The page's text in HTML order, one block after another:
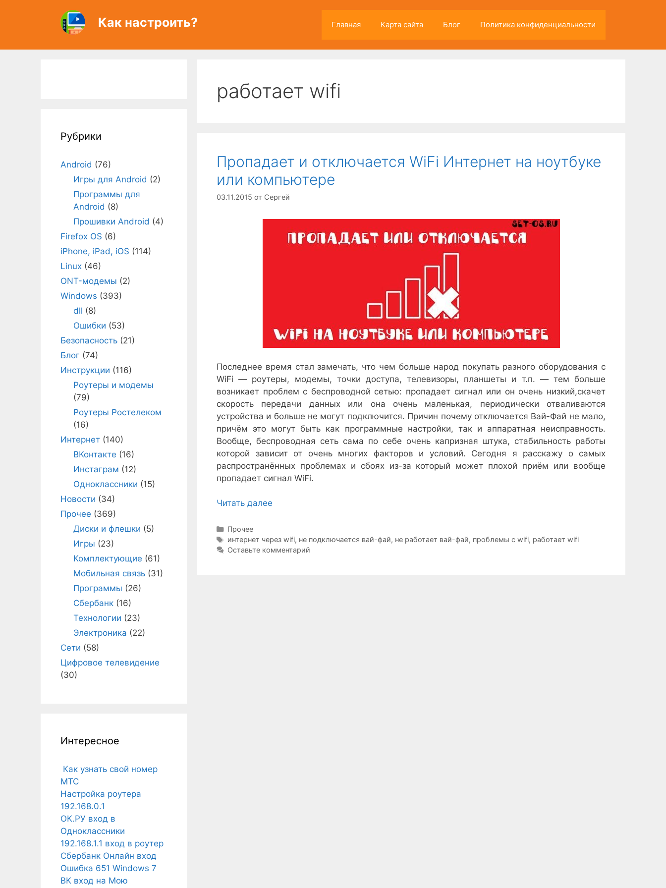
Как настроить? Главная Карта сайта Блог Политика конфиденциальности
работает wifi
Пропадает и отключается WiFi Интернет на ноутбуке
или компьютере
03.11.2015 от Сергей
Последнее время стал замечать, что чем больше народ покупать разного оборудования с
WiFi — роутеры, модемы, точки доступа, телевизоры, планшеты и т.п. — тем больше
возникает проблем с беспроводной сетью: пропадает сигнал или он очень низкий,скачет
скорость передачи данных или она очень маленькая, периодически отваливаются
устройства и больше не могут подключится. Причин почему отключается Вай-Фай не мало,
причём это могут быть как программные настройки, так и аппаратная неисправность.
Вообще, беспроводная сеть сама по себе очень капризная штука, стабильность работы
которой зависит от очень многих факторов и условий. Сегодня я расскажу о самых
распространённых проблемах и сбоях из-за который может плохой приём или вообще
пропадает сигнал WiFi.
Читать далее
Рубрики
Прочее
Метки
интернет через wifi, не подключается вай-фай, не работает вай-фай, проблемы с wifi, работает wifi
Оставьте комментарий
Рубрики
Android (76)
Игры для Android (2)
Программы для
Android (8)
Прошивки Android (4)
Firefox OS (6)
iPhone, iPad, iOS (114)
Linux (46)
ONT-модемы (2)
Windows (393)
dll (8)
Ошибки (53)
Безопасность (21)
Блог (74)
Инструкции (116)
Роутеры и модемы
(79)
Роутеры Ростелеком
(16)
Интернет (140)
ВКонтакте (16)
Инстаграм (12)
Одноклассники (15)
Новости (34)
Прочее (369)
Диски и флешки (5)
Игры (23)
Комплектующие (61)
Мобильная связь(31)
Программы (26)
Сбербанк(16)
Технологии (23)
Электроника (22)
Сети (58)
Цифровое телевидение
(30)
Интересное
Как узнать свой номер
МТС
Настройка роутера
192.168.0.1
ОК.РУ вход в
Одноклассники
192.168.1.1 вход в роутер
Сбербанк Онлайн вход
Ошибка 651 Windows 7
ВК вход на Мою